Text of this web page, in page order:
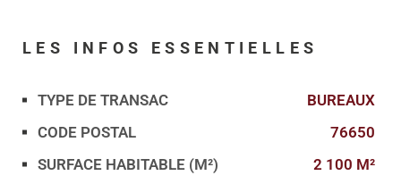
LES INFOS ESSENTIELLES
Caractérisque Valeurs
TYPE DE TRANSAC
BUREAUX
CODE POSTAL
76650
SURFACE HABITABLE (M²)
2 100 M²